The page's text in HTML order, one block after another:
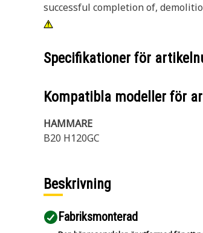
successful completion of,
Specifikationer för
Kompatibla modeller för
HAMMARE
B20 H120GC
Beskrivning
Fabriksmonterad